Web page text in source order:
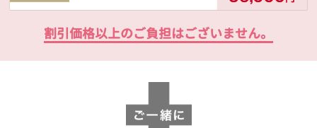
割引価格以上のご負担はございません。